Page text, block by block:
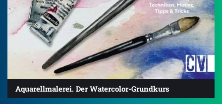
Aquarellmalerei. Der Watercolor-Grundkurs